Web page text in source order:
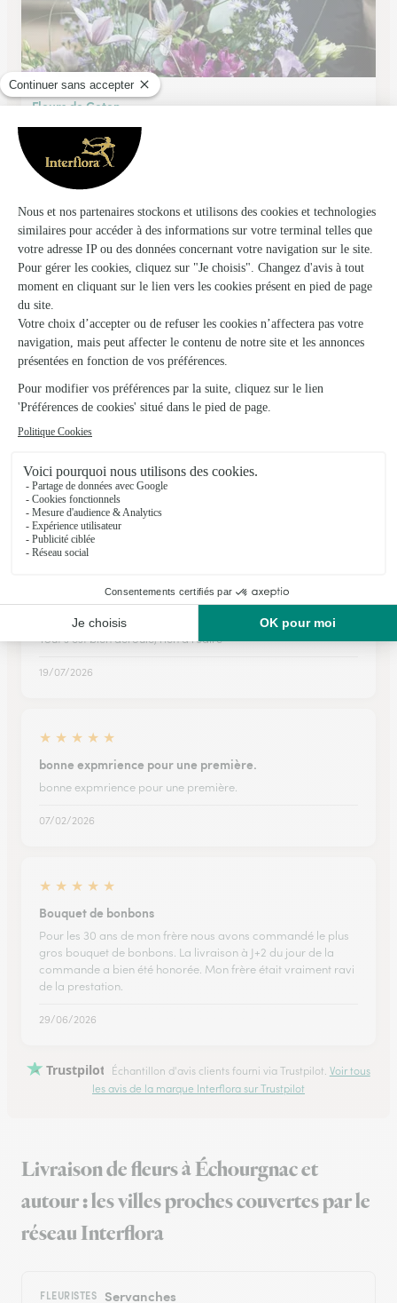
Fleurs de Coton
★ ★ ★★4 (49)
1 rue François MITERRAND Centre commercial E.LECLERC
Voir la boutique
Ils ont fait livrer des fleurs ou une plante à
Échourgnac
★ ★ ★ ★ ★
Il faut avoir confiance
connaissons pas le fleuriste final et n'avons pas le résultat de
notre achat et livraison au bon endroit surtout pour un deuil.
06/04/2026
★
Tout OK
Tout s'est bien déroulé, rien à redire
19/07/2026
★ ★ ★ ★ ★
bonne expmrience pour une première.
bonne expmrience pour une première.
07/02/2026
★ ★ ★ ★ ★
Bouquet de bonbons
Pour les 30 ans de mon frère nous avons commandé le plus
gros bouquet de bonbons. La livraison à J+2 du jour de la
commande a bien été honorée. Mon frère était vraiment ravi
de la prestation.
29/06/2026
Trustpilot Échantillon d'avis clients fourni via Trustpilot. Voir tous
les avis de la marque Interflora sur Trustpilot
Livraison de fleurs à Échourgnac et
autour : les villes proches couvertes par le
réseau Interflora
FLEURISTES Servanches